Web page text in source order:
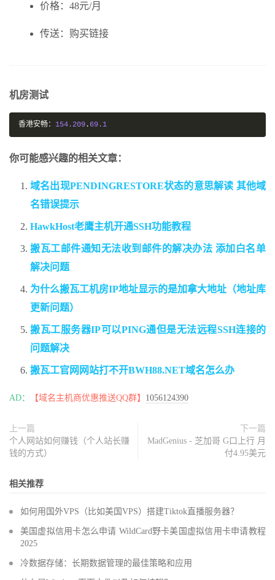
价格：48元/月
传送：购买链接
机房测试
香港安畅： 154.209 . 69.1
你可能感兴趣的相关文章：
域名出现PENDINGRESTORE状态的意思解读 其他域
名错误提示
HawkHost老鹰主机开通SSH功能教程
搬瓦工邮件通知无法收到邮件的解决办法 添加白名单
解决问题
为什么搬瓦工机房IP地址显示的是加拿大地址（地址库
更新问题）
搬瓦工服务器IP可以PING通但是无法远程SSH连接的
问题解决
搬瓦工官网网站打不开BWH88.NET域名怎么办
AD： 【域名主机商优惠推送QQ群】 1056124390
上一篇
个人网站如何赚钱（个人站长赚
钱的方式）
下一篇
MadGenius - 芝加哥 G口上行 月
付4.95美元
相关推荐
如何用国外VPS（比如美国VPS）搭建Tiktok直播服务器？
美国虚拟信用卡怎么申请 WildCard野卡美国虚拟信用卡申请教程
2025
冷数据存储：长期数据管理的最佳策略和应用